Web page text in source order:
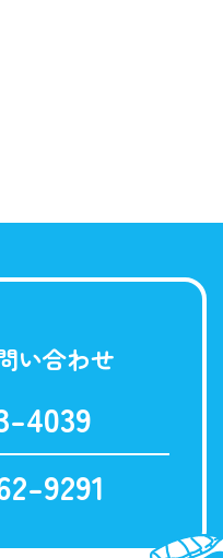
い合わせ
4039
9291